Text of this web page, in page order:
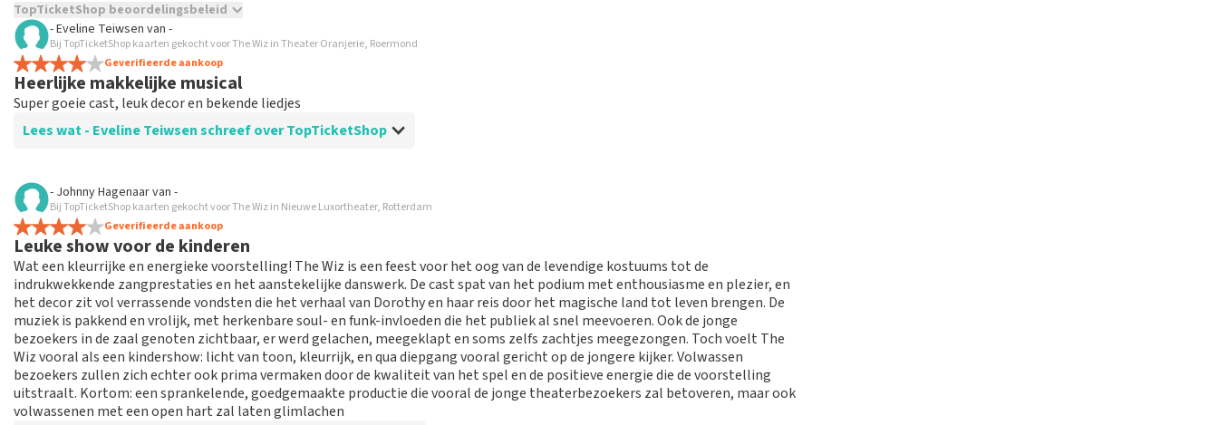
TopTicketShop beoordelingsbeleid
TopTicketShop verzamelt reviews van echte klanten. Het is niet mogelijk om een review achter te laten als je geen tickets
hebt aangeschaft bij TopTicketShop. Reviews met grof taalgebruik en/of onwaarheden worden niet geplaatst. Het kan enkele
weken duren voordat een review wordt geplaatst.
- Eveline Teiwsen van -
Bij TopTicketShop kaarten gekocht voor The Wiz in Theater Oranjerie, Roermond
Geverifieerde aankoop
Heerlijke makkelijke musical
Super goeie cast, leuk decor en bekende liedjes
Lees wat - Eveline Teiwsen schreef over TopTicketShop
Beoordeling van - Eveline Teiwsen over
Te duur! Slechte plaatsen! Geen annulering mogelijk.
Nooit meer top tickets! Slechte plaatsen! Veel te snel gekocht waardoor ik annulering niet gelezen had endus niet meer
mogelijk was. Rechtstreeks bij theater was 45,- volwassenen en kind gratis!! Top tickets waren 80,- per volwassene!!
Schandalig wat ze er aan verdienen. Nooit doen want is echt niet top!!!!
Beste klant, Bedankt voor het schrijven van een review op onze website. Uw feedback vinden wij erg belangrijk. U helpt
ons zo onze dienstverlening te verbeteren en ook helpt u andere consumenten met het maken van een beslissing. Wij
hebben uw review gelezen en willen er graag op reageren. Wij begrijpen dat u teleurgesteld bent over de geboden
plaatsen. Dit is vervelend. Maar helaas gaan wij niet over de zaalindeling. Wij hebben de categorie geleverd die u besteld
heeft. Mocht het een mindere plaats zijn in deze categorie dan komt dit doordat de betere plaatsen in deze categorie al
Reactie van TopTicketShop
- Johnny Hagenaarvan -
Bij TopTicketShop kaarten gekocht voor The Wiz in Nieuwe Luxortheater, Rotterdam
Geverifieerde aankoop
Leuke show voor de kinderen
Wat een kleurrijke en energieke voorstelling! The Wiz is een feest voor het oog van de levendige kostuums tot de
indrukwekkende zangprestaties en het aanstekelijke danswerk. De cast spat van het podium met enthousiasme en plezier, en
het decor zit vol verrassende vondsten die het verhaal van Dorothy en haar reis door het magische land tot leven brengen. De
muziek is pakkend en vrolijk, met herkenbare soul- en funk-invloeden die het publiek al snel meevoeren. Ook de jonge
bezoekers in de zaal genoten zichtbaar, er werd gelachen, meegeklapt en soms zelfs zachtjes meegezongen. Toch voelt The
Wiz vooral als een kindershow: licht van toon, kleurrijk, en qua diepgang vooral gericht op de jongere kijker. Volwassen
bezoekers zullen zich echter ook prima vermaken door de kwaliteit van het spel en de positieve energie die de voorstelling
uitstraalt. Kortom: een sprankelende, goedgemaakte productie die vooral de jonge theaterbezoekers zal betoveren, maar ook
volwassenen met een open hart zal laten glimlachen